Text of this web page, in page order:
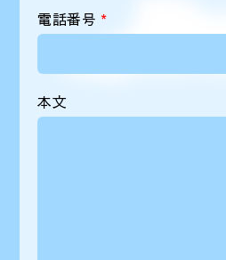
電話番号 *
本文